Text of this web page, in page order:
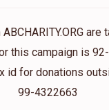
are
this campaign is
id for donations
99-4322663